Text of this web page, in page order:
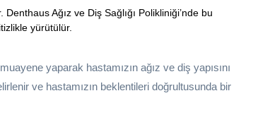
Ağız ve Diş Sağlığı Polikliniği’nde bu
yürütülür.
yaparak hastamızın ağız ve diş yapısını
ve hastamızın beklentileri doğrultusunda bir